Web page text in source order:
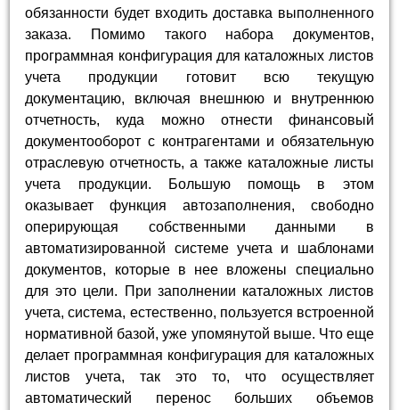
обязанности будет входить доставка выполненного
заказа. Помимо такого набора документов,
программная конфигурация для каталожных листов
учета продукции готовит всю текущую
документацию, включая внешнюю и внутреннюю
отчетность, куда можно отнести финансовый
документооборот с контрагентами и обязательную
отраслевую отчетность, а также каталожные листы
учета продукции. Большую помощь в этом
оказывает функция автозаполнения, свободно
оперирующая собственными данными в
автоматизированной системе учета и шаблонами
документов, которые в нее вложены специально
для это цели. При заполнении каталожных листов
учета, система, естественно, пользуется встроенной
нормативной базой, уже упомянутой выше. Что еще
делает программная конфигурация для каталожных
листов учета, так это то, что осуществляет
автоматический перенос больших объемов